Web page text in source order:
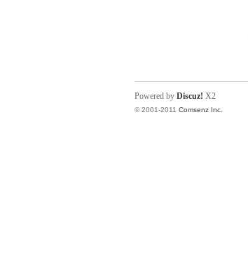
Powered by Discuz! X2
© 2001-2011 Comsenz Inc.